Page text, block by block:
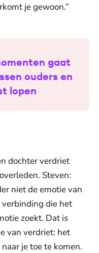
je gewoon.”
gaat
ouders en
lopen
dochter verdriet
Steven:
niet de emotie van
die het
zoekt. Dat is
van verdriet: het
je toe te komen.